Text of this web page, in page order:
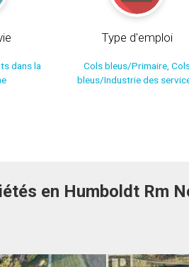
dans la
Type d'emploi
Cols bleus/Primaire,
bleus/Industrie des
en Humboldt Rm